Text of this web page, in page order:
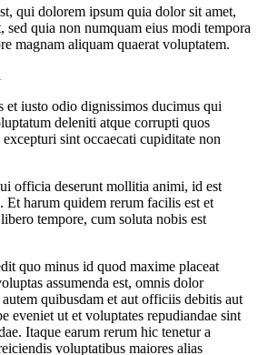
qui dolorem ipsum quia dolor sit amet,
sed quia non numquam eius modi tempora
magnam aliquam quaerat voluptatem.
et iusto odio dignissimos ducimus qui
deleniti atque corrupti quos
sint occaecati cupiditate non
officia deserunt mollitia animi, id est
Et harum quidem rerum facilis est et
tempore, cum soluta nobis est
quo minus id quod maxime placeat
assumenda est, omnis dolor
quibusdam et aut officiis debitis aut
eveniet ut et voluptates repudiandae sint
Itaque earum rerum hic tenetur a
voluptatibus maiores alias